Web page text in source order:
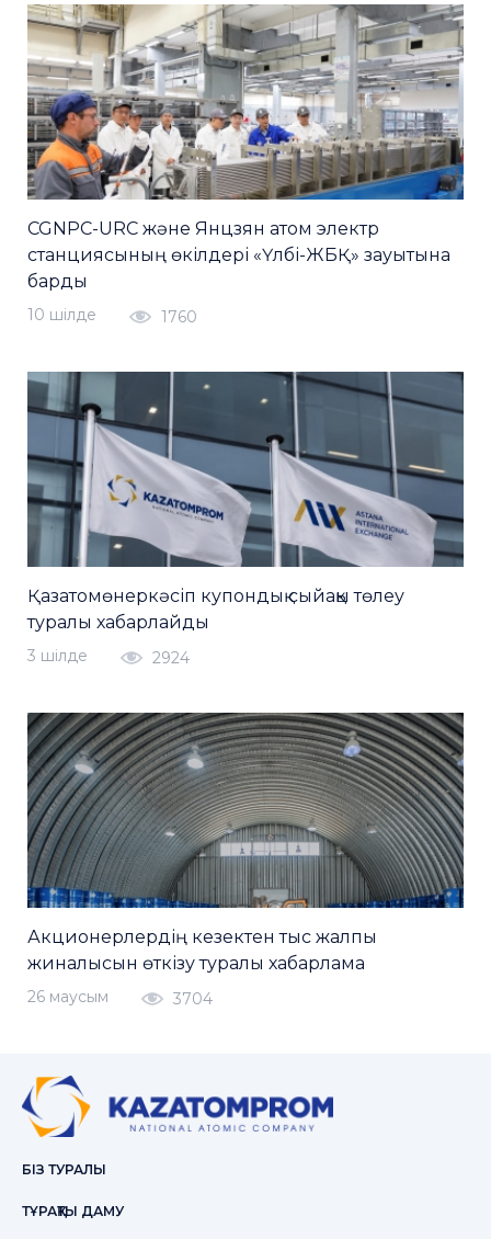
CGNPC-URC және Янцзян атом электр
станциясының өкілдері «Үлбі-ЖБҚ» зауытына
барды
10 шiлде 1760
Қазатомөнеркәсіп купондық сыйақы төлеу
туралы хабарлайды
3 шiлде 2924
Акционерлердің кезектен тыс жалпы
жиналысын өткізу туралы хабарлама
26 маусым 3704
БІЗ ТУРАЛЫ
ТҰРАҚТЫ ДАМУ